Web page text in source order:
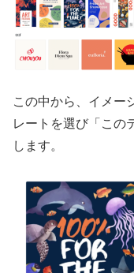
この中から、イメー
レートを選び「この
します。